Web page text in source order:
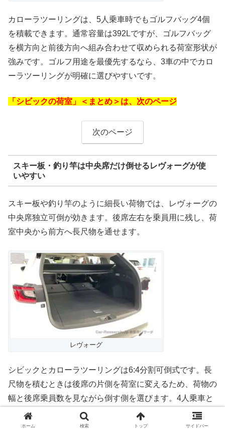
カローラツーリングは、5人乗車時でもゴルフバッグ4個
を積載できます。通常容量は392Lですが、ゴルフバッグ
を横方向と前後方向へ組み合わせて収められる荷室形状が
強みです。ゴルフ用途を最優先するなら、3車の中でカロ
ーラツーリングが明確に選びやすいです。
「シビックの荷室」＜まとめ＞は、次のページ
次のページ
スキー板・釣り竿は中央席だけ倒せるレヴォーグが使
いやすい
スキー板や釣り竿のように細長い荷物では、レヴォーグの
中央席独立可倒が効きます。後席左右を乗員用に残し、荷
室中央から前方へ長尺物を通せます。
レヴォーグ
シビックとカローラツーリングは6:4分割可倒式です。長
尺物を積むときは後席の片側を荷室に変えるため、荷物の
幅と後席乗員数を見ながら倒す側を選びます。4人乗車と
長尺物を頻繁に両立するなら、レヴォーグの構成が優位で
す。ホーム 検索 トップ サイドバー